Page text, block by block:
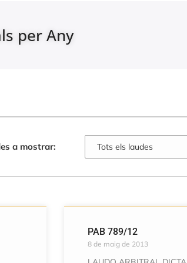
per Any
a mostrar:
PAB 789/12
8 de maig de 2013